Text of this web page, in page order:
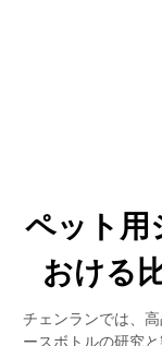
ペット用
おける
チェンランでは、
ースボトルの研究